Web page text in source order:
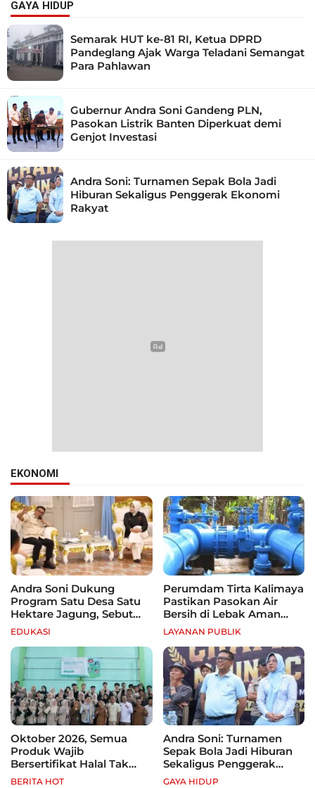
GAYA HIDUP
Semarak HUT ke-81 RI, Ketua DPRD
Pandeglang Ajak Warga Teladani Semangat
Para Pahlawan
Gubernur Andra Soni Gandeng PLN,
Pasokan Listrik Banten Diperkuat demi
Genjot Investasi
Andra Soni: Turnamen Sepak Bola Jadi
Hiburan Sekaligus Penggerak Ekonomi
Rakyat
EKONOMI
Andra Soni Dukung
Program Satu Desa Satu
Hektare Jagung, Sebut
Banten Punya Peluang
Jadi Sentra Produksi
EDUKASI
Perumdam Tirta Kalimaya
Pastikan Pasokan Air
Bersih di Lebak Aman
Selama Kemarau
LAYANAN PUBLIK
Oktober 2026, Semua
Produk Wajib
Bersertifikat Halal Tak
Kantongi Sertifikat Halal,
BERITA HOT
Andra Soni: Turnamen
Sepak Bola Jadi Hiburan
Sekaligus Penggerak
Ekonomi Rakyat
GAYA HIDUP